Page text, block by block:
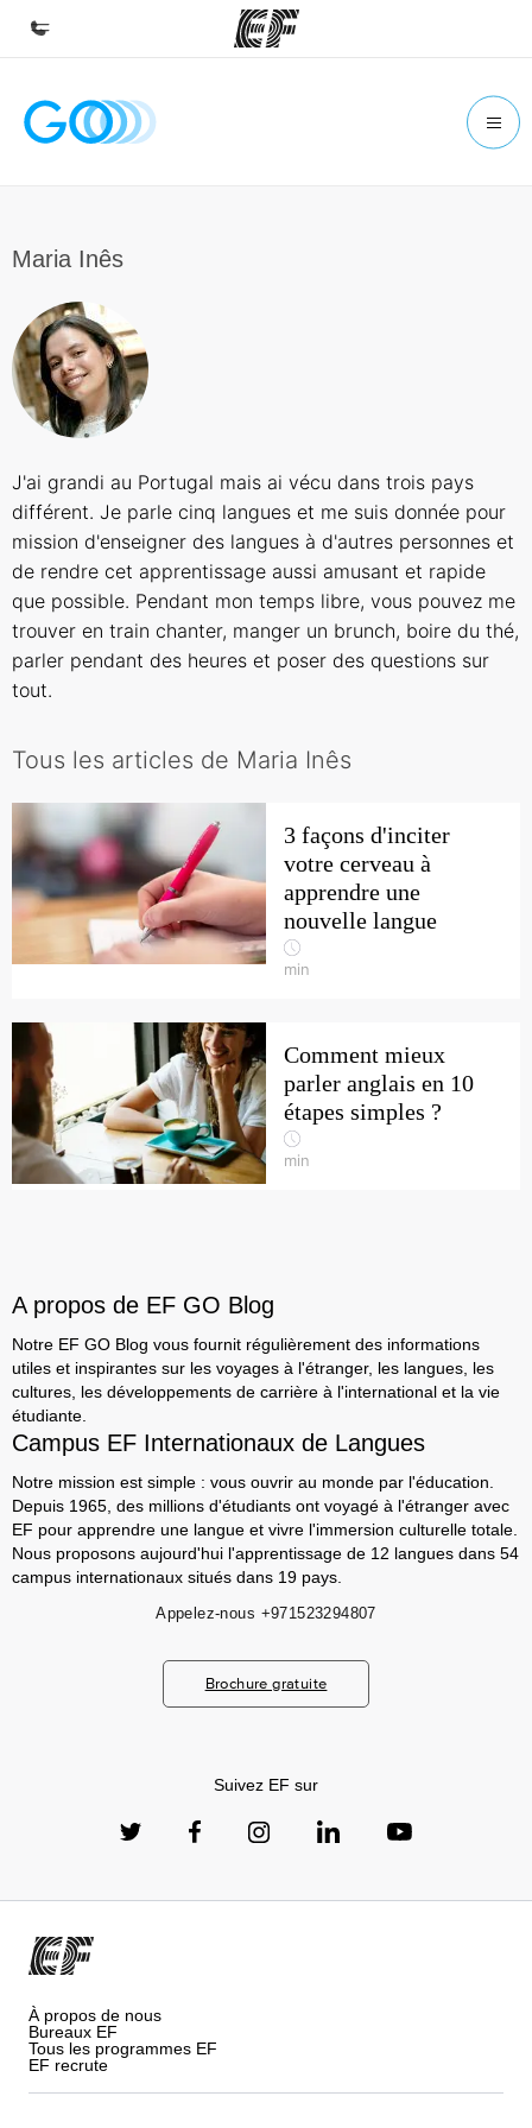
Accueil
Trouver un bureau
A propos de nous
Qui sommes-nous ?
Rejoignez nos équipes
Maria Inês
J'ai grandi au Portugal mais ai vécu dans trois pays
différent. Je parle cinq langues et me suis donnée pour
mission d'enseigner des langues à d'autres personnes et
de rendre cet apprentissage aussi amusant et rapide
que possible. Pendant mon temps libre, vous pouvez me
trouver en train chanter, manger un brunch, boire du thé,
parler pendant des heures et poser des questions sur
tout.
Tous les articles de Maria Inês
3 façons d'inciter
votre cerveau à
apprendre une
nouvelle langue
min
Comment mieux
parler anglais en 10
étapes simples ?
min
A propos de EF GO Blog
Notre EF GO Blog vous fournit régulièrement des informations
utiles et inspirantes sur les voyages à l'étranger, les langues, les
cultures, les développements de carrière à l'international et la vie
étudiante.
Campus EF Internationaux de Langues
Notre mission est simple : vous ouvrir au monde par l'éducation.
Depuis 1965, des millions d'étudiants ont voyagé à l'étranger avec
EF pour apprendre une langue et vivre l'immersion culturelle totale.
Nous proposons aujourd'hui l'apprentissage de 12 langues dans 54
campus internationaux situés dans 19 pays.
Appelez-nous +971523294807
Brochure gratuite
Suivez EF sur
À propos de nous
Bureaux EF
Tous les programmes EF
EF recrute